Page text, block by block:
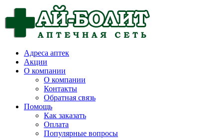
Адреса аптек
Акции
О компании
О компании
Контакты
Обратная связь
Помощь
Как заказать
Оплата
Популярные вопросы